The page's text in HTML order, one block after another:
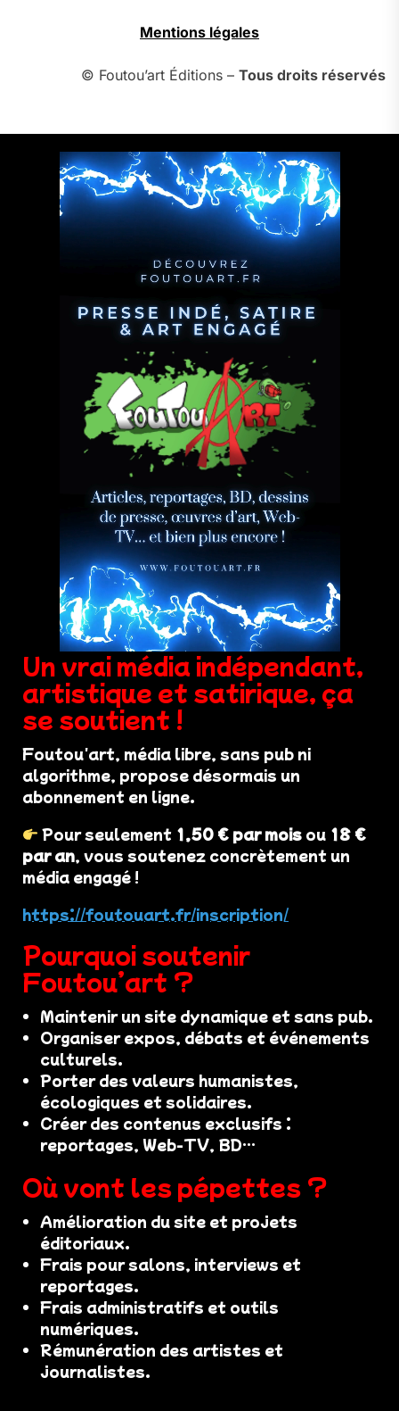
Mentions légales
© Foutou’art Éditions – Tous droits réservés
Un vrai média indépendant,
artistique et satirique, ça
se soutient !
Foutou'art, média libre, sans pub ni
algorithme, propose désormais un
abonnement en ligne.
Pour seulement 1,50 € par mois ou 18 €
par an, vous soutenez concrètement un
média engagé !
https://foutouart.fr/inscription/
Pourquoi soutenir
Foutou’art ?
Maintenir un site dynamique et sans pub.
Organiser expos, débats et événements
culturels.
Porter des valeurs humanistes,
écologiques et solidaires.
Créer des contenus exclusifs :
reportages, Web-TV, BD…
Où vont les pépettes ?
Amélioration du site et projets
éditoriaux.
Frais pour salons, interviews et
reportages.
Frais administratifs et outils
numériques.
Rémunération des artistes et
journalistes.